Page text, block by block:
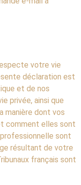
votre vie
déclaration est
et de nos
privée, ainsi que
manière dont vos
comment elles sont
sont
résultant de votre
français sont